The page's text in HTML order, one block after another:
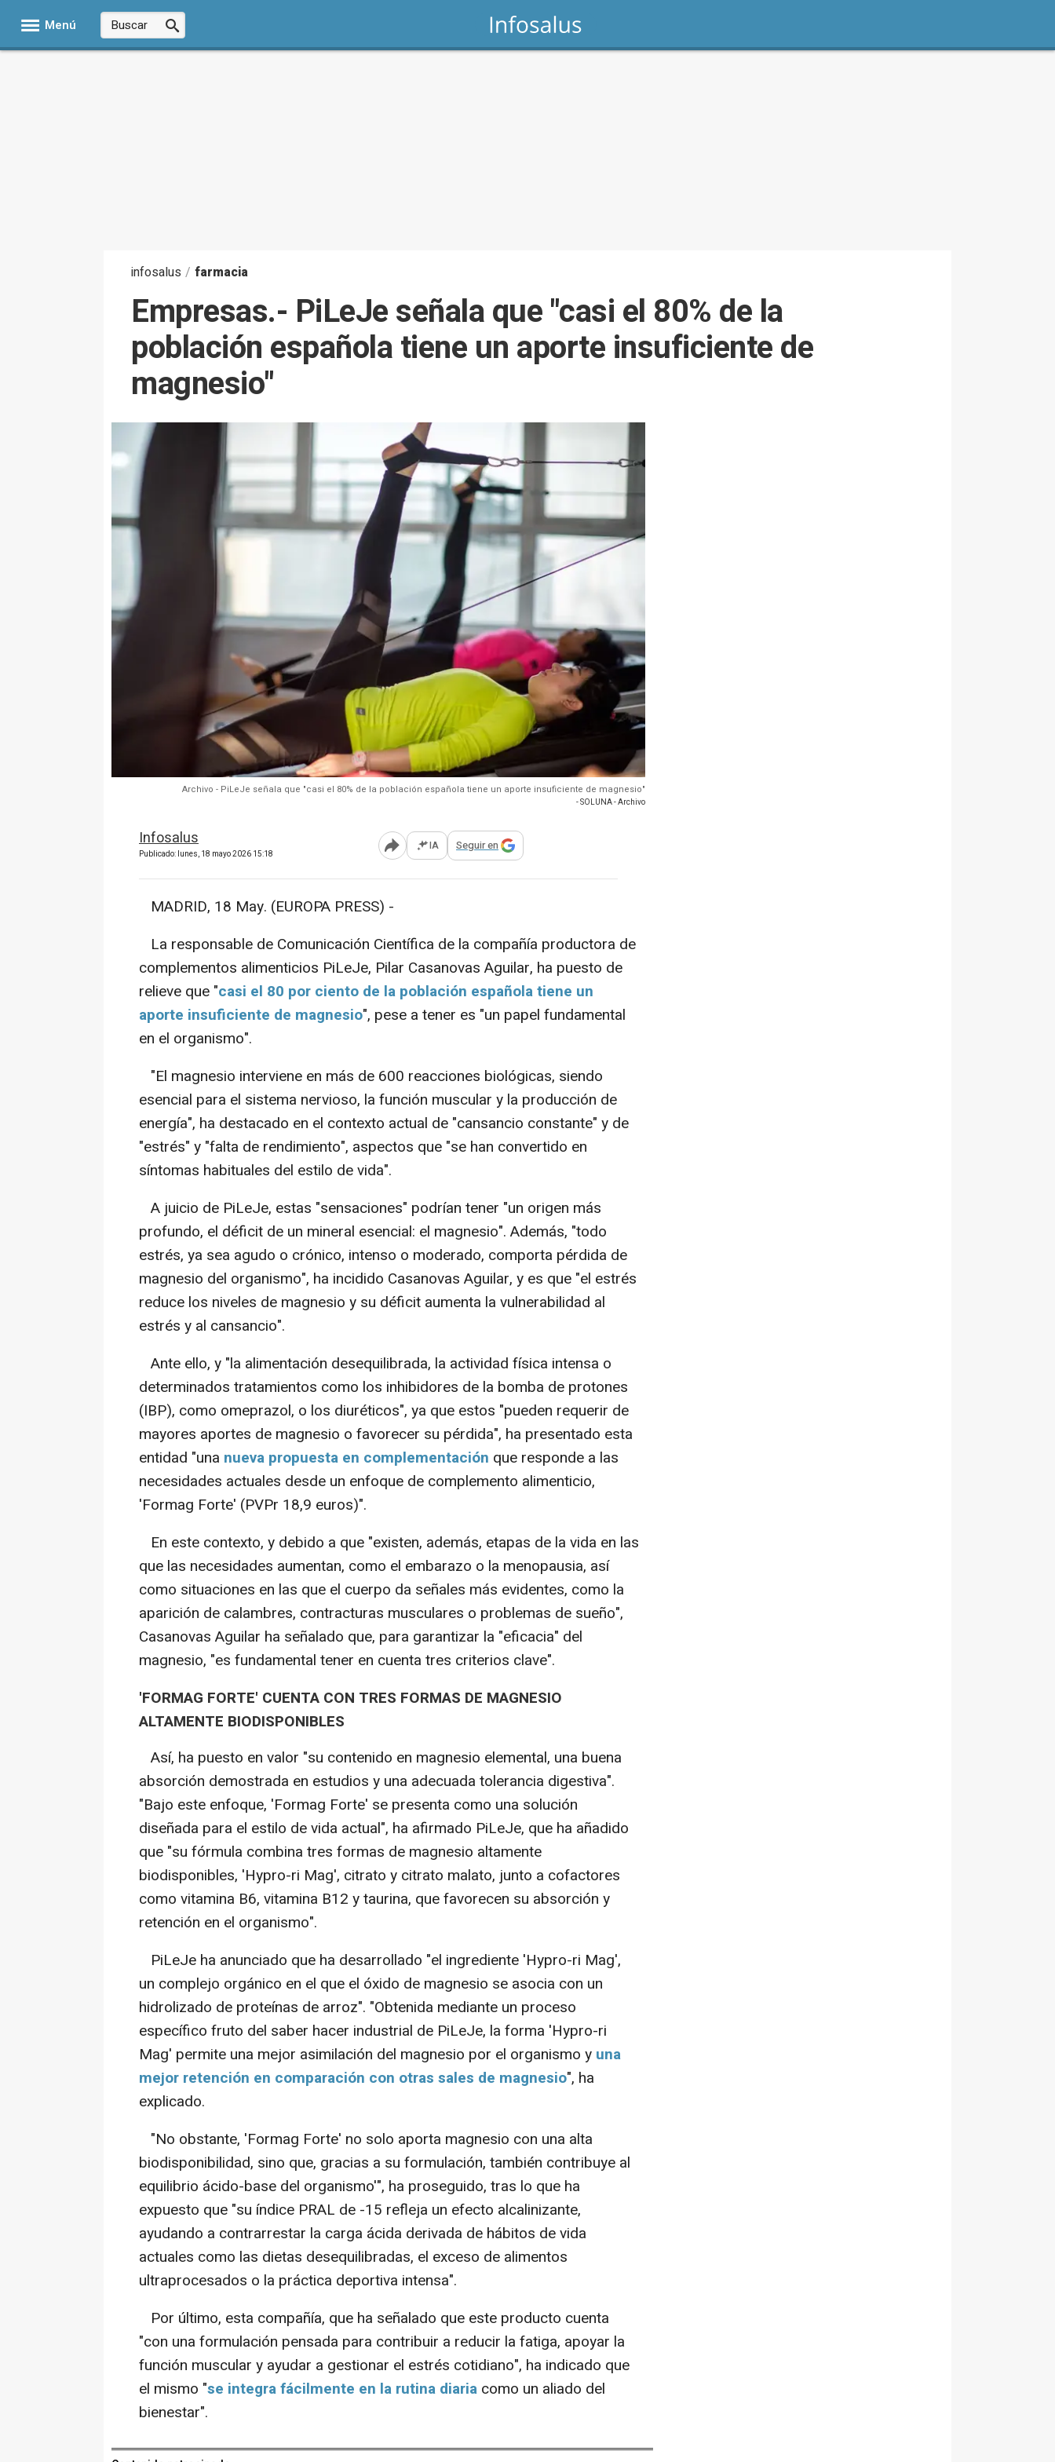
Menú
infosalus / farmacia
Empresas.- PiLeJe señala que "casi el 80% de la
población española tiene un aporte insuficiente de
magnesio"
Archivo - PiLeJe señala que "casi el 80% de la población española tiene un aporte insuficiente de magnesio"
- SOLUNA - Archivo
Infosalus
Publicado: lunes, 18 mayo 2026 15:18 Abrir opciones para compartir
IA Seguir en
MADRID, 18 May. (EUROPA PRESS) -
La responsable de Comunicación Científica de la compañía productora de
complementos alimenticios PiLeJe, Pilar Casanovas Aguilar, ha puesto de
relieve que "casi el 80 por ciento de la población española tiene un
aporte insuficiente de magnesio", pese a tener es "un papel fundamental
en el organismo".
"El magnesio interviene en más de 600 reacciones biológicas, siendo
esencial para el sistema nervioso, la función muscular y la producción de
energía", ha destacado en el contexto actual de "cansancio constante" y de
"estrés" y "falta de rendimiento", aspectos que "se han convertido en
síntomas habituales del estilo de vida".
A juicio de PiLeJe, estas "sensaciones" podrían tener "un origen más
profundo, el déficit de un mineral esencial: el magnesio". Además, "todo
estrés, ya sea agudo o crónico, intenso o moderado, comporta pérdida de
magnesio del organismo", ha incidido Casanovas Aguilar, y es que "el estrés
reduce los niveles de magnesio y su déficit aumenta la vulnerabilidad al
estrés y al cansancio".
Ante ello, y "la alimentación desequilibrada, la actividad física intensa o
determinados tratamientos como los inhibidores de la bomba de protones
(IBP), como omeprazol, o los diuréticos", ya que estos "pueden requerir de
mayores aportes de magnesio o favorecer su pérdida", ha presentado esta
entidad "una nueva propuesta en complementación que responde a las
necesidades actuales desde un enfoque de complemento alimenticio,
'Formag Forte' (PVPr 18,9 euros)".
En este contexto, y debido a que "existen, además, etapas de la vida en las
que las necesidades aumentan, como el embarazo o la menopausia, así
como situaciones en las que el cuerpo da señales más evidentes, como la
aparición de calambres, contracturas musculares o problemas de sueño",
Casanovas Aguilar ha señalado que, para garantizar la "eficacia" del
magnesio, "es fundamental tener en cuenta tres criterios clave".
'FORMAG FORTE' CUENTA CON TRES FORMAS DE MAGNESIO
ALTAMENTE BIODISPONIBLES
Así, ha puesto en valor "su contenido en magnesio elemental, una buena
absorción demostrada en estudios y una adecuada tolerancia digestiva".
"Bajo este enfoque, 'Formag Forte' se presenta como una solución
diseñada para el estilo de vida actual", ha afirmado PiLeJe, que ha añadido
que "su fórmula combina tres formas de magnesio altamente
biodisponibles, 'Hypro-ri Mag', citrato y citrato malato, junto a cofactores
como vitamina B6, vitamina B12 y taurina, que favorecen su absorción y
retención en el organismo".
PiLeJe ha anunciado que ha desarrollado "el ingrediente 'Hypro-ri Mag',
un complejo orgánico en el que el óxido de magnesio se asocia con un
hidrolizado de proteínas de arroz". "Obtenida mediante un proceso
específico fruto del saber hacer industrial de PiLeJe, la forma 'Hypro-ri
Mag' permite una mejor asimilación del magnesio por el organismo y una
mejor retención en comparación con otras sales de magnesio", ha
explicado.
"No obstante, 'Formag Forte' no solo aporta magnesio con una alta
biodisponibilidad, sino que, gracias a su formulación, también contribuye al
equilibrio ácido-base del organismo'", ha proseguido, tras lo que ha
expuesto que "su índice PRAL de -15 refleja un efecto alcalinizante,
ayudando a contrarrestar la carga ácida derivada de hábitos de vida
actuales como las dietas desequilibradas, el exceso de alimentos
ultraprocesados o la práctica deportiva intensa".
Por último, esta compañía, que ha señalado que este producto cuenta
"con una formulación pensada para contribuir a reducir la fatiga, apoyar la
función muscular y ayudar a gestionar el estrés cotidiano", ha indicado que
el mismo "se integra fácilmente en la rutina diaria como un aliado del
bienestar".